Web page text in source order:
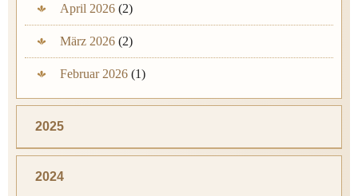
April 2026 (2)
März 2026 (2)
Februar 2026 (1)
2025
2024